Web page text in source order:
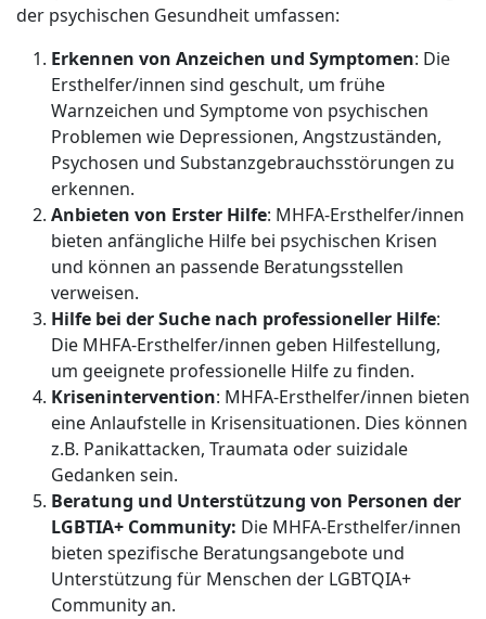
der psychischen Gesundheit umfassen:
Erkennen von Anzeichen und Symptomen: Die
Ersthelfer/innen sind geschult, um frühe
Warnzeichen und Symptome von psychischen
Problemen wie Depressionen, Angstzuständen,
Psychosen und Substanzgebrauchsstörungen zu
erkennen.
Anbieten von Erster Hilfe: MHFA-Ersthelfer/innen
bieten anfängliche Hilfe bei psychischen Krisen
und können an passende Beratungsstellen
verweisen.
Hilfe bei der Suche nach professioneller Hilfe:
Die MHFA-Ersthelfer/innen geben Hilfestellung,
um geeignete professionelle Hilfe zu finden.
Krisenintervention: MHFA-Ersthelfer/innen bieten
eine Anlaufstelle in Krisensituationen. Dies können
z.B. Panikattacken, Traumata oder suizidale
Gedanken sein.
Beratung und Unterstützung von Personen der
LGBTIA+ Community: Die MHFA-Ersthelfer/innen
bieten spezifische Beratungsangebote und
Unterstützung für Menschen der LGBTQIA+
Community an.